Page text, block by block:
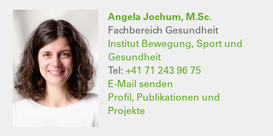
Angela Jochum, M.Sc.
Fachbereich Gesundheit
Institut Bewegung, Sport und
Gesundheit
Tel: +41 71 243 96 75
E-Mail senden
Profil, Publikationen und
Projekte